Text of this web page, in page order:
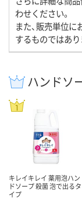
わせください。
また、販売単位に
するものではあり
ハンドソ
キレイキレイ 薬用泡ハン
ドソープ 殺菌 泡で出るタ
イプ